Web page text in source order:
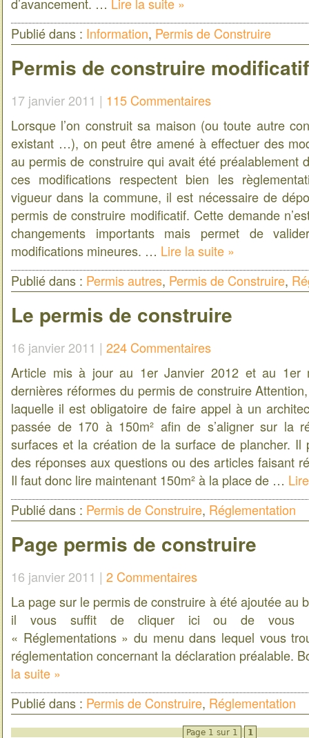
Publié dans : Information, Permis de Construire
Permis de construire modificatif
17 janvier 2011 | 115 Commentaires
Lorsque l’on construit sa maison (ou toute autre
existant …), on peut être amené à effectuer des
au permis de construire qui avait été préalablement
ces modifications respectent bien les
vigueur dans la commune, il est nécessaire de
permis de construire modificatif. Cette demande
changements importants mais permet de
modifications mineures. … Lire la suite »
Publié dans : Permis autres, Permis de Construire,
Le permis de construire
16 janvier 2011 | 224 Commentaires
Article mis à jour au 1er Janvier 2012 et au 1er
dernières réformes du permis de construire
laquelle il est obligatoire de faire appel à un
passée de 170 à 150m² afin de s’aligner sur la
surfaces et la création de la surface de plancher. Il
des réponses aux questions ou des articles faisant
Il faut donc lire maintenant 150m² à la place de …
Publié dans : Permis de Construire, Réglementation
Page permis de construire
16 janvier 2011 | 2 Commentaires
La page sur le permis de construire à été ajoutée au
il vous suffit de cliquer ici ou de vous
« Réglementations » du menu dans lequel vous
réglementation concernant la déclaration préalable.
la suite »
Publié dans : Permis de Construire, Réglementation
Page 1 sur 1 1